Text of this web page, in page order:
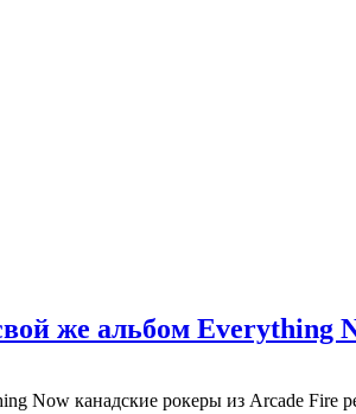
же альбом Everything
Now канадские рокеры из Arcade Fire